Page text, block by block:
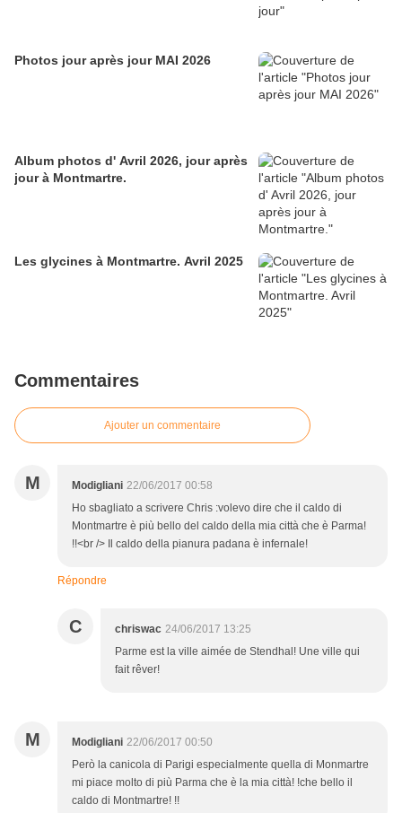
Photos jour après jour MAI 2026
Album photos d' Avril 2026, jour après
jour à Montmartre.
Les glycines à Montmartre. Avril 2025
Commentaires
Ajouter un commentaire
M Modigliani 22/06/2017 00:58
Ho sbagliato a scrivere Chris :volevo dire che il caldo di
Montmartre è più bello del caldo della mia città che è Parma!
!!<br /> Il caldo della pianura padana è infernale!
Répondre
C chriswac 24/06/2017 13:25
Parme est la ville aimée de Stendhal! Une ville qui
fait rêver!
M Modigliani 22/06/2017 00:50
Però la canicola di Parigi especialmente quella di Monmartre
mi piace molto di più Parma che è la mia città! !che bello il
caldo di Montmartre! !!